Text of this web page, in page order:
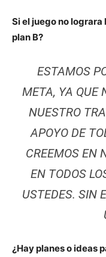
Si el juego no
plan B?
ESTAMOS
META, YA QUE
NUESTRO
APOYO DE
CREEMOS EN
EN TODOS
USTEDES. SIN
¿Hay planes o ideas